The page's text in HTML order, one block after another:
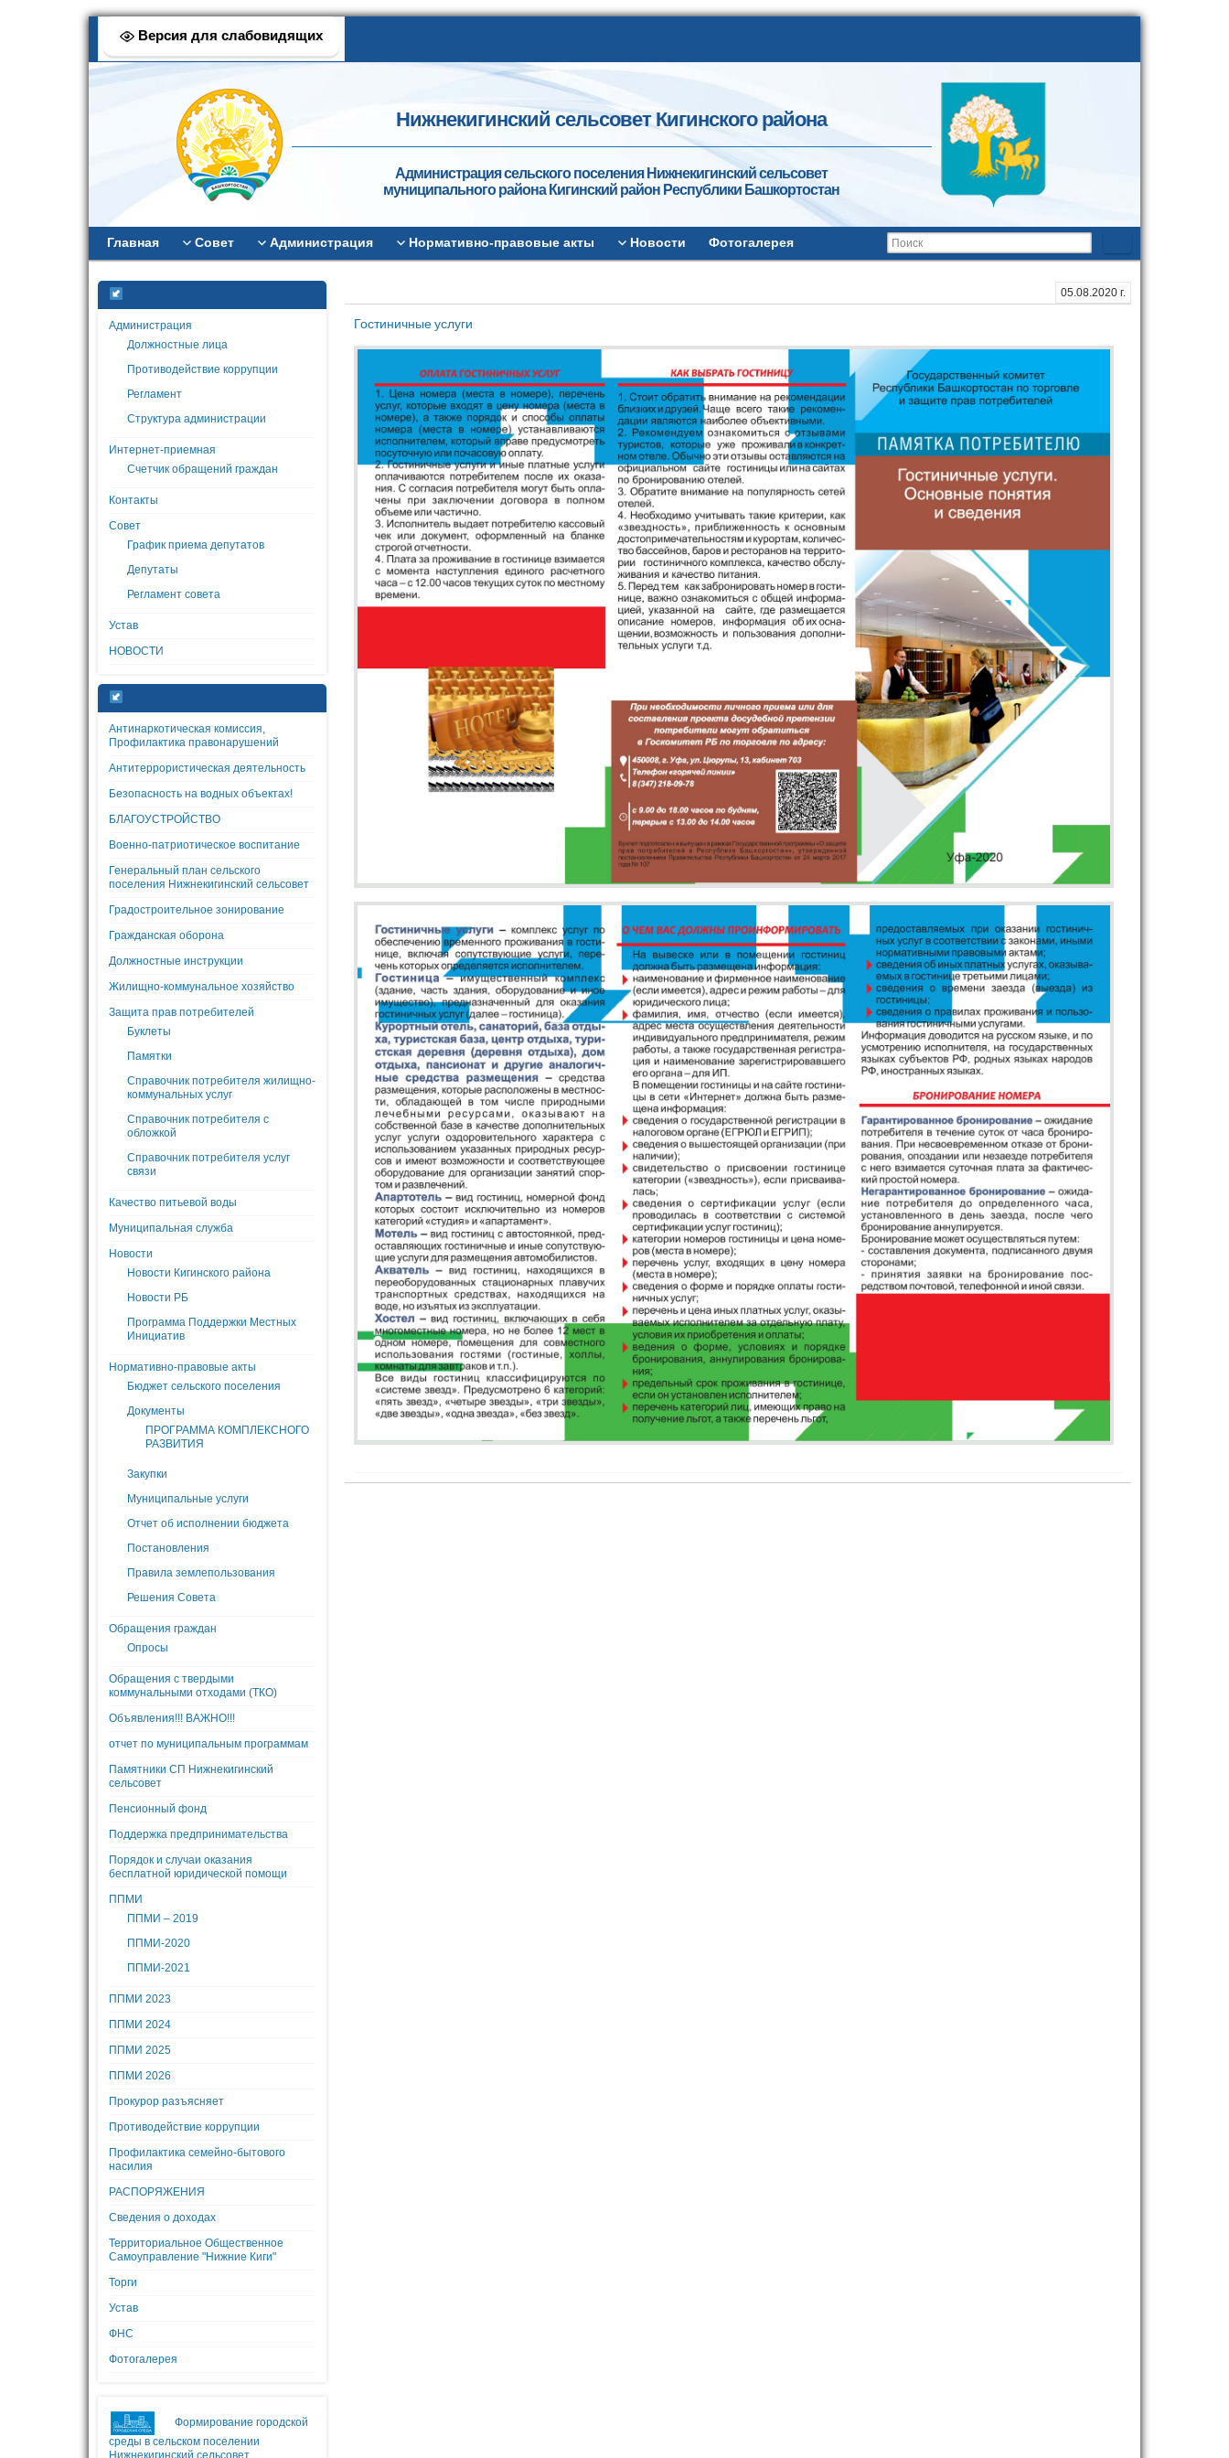
Версия для слабовидящих
Нижнекигинский сельсовет Кигинского района
Администрация сельского поселения Нижнекигинский сельсовет
муниципального района Кигинский район Республики Башкортостан
Главная Совет Администрация Нормативно-правовые акты Новости Фотогалерея
Администрация
Должностные лица
Противодействие коррупции
Регламент
Структура администрации
Интернет-приемная
Счетчик обращений граждан
Контакты
Совет
График приема депутатов
Депутаты
Регламент совета
Устав
НОВОСТИ
Антинаркотическая комиссия,
Профилактика правонарушений
Антитеррористическая деятельность
Безопасность на водных объектах!
БЛАГОУСТРОЙСТВО
Военно-патриотическое воспитание
Генеральный план сельского
поселения Нижнекигинский сельсовет
Градостроительное зонирование
Гражданская оборона
Должностные инструкции
Жилищно-коммунальное хозяйство
Защита прав потребителей
Буклеты
Памятки
Справочник потребителя жилищно-
коммунальных услуг
Справочник потребителя с
обложкой
Справочник потребителя услуг
связи
Качество питьевой воды
Муниципальная служба
Новости
Новости Кигинского района
Новости РБ
Программа Поддержки Местных
Инициатив
Нормативно-правовые акты
Бюджет сельского поселения
Документы
ПРОГРАММА КОМПЛЕКСНОГО
РАЗВИТИЯ
Закупки
Муниципальные услуги
Отчет об исполнении бюджета
Постановления
Правила землепользования
Решения Совета
Обращения граждан
Опросы
Обращения с твердыми
коммунальными отходами (ТКО)
Объявления!!! ВАЖНО!!!
отчет по муниципальным программам
Памятники СП Нижнекигинский
сельсовет
Пенсионный фонд
Поддержка предпринимательства
Порядок и случаи оказания
бесплатной юридической помощи
ППМИ
ППМИ – 2019
ППМИ-2020
ППМИ-2021
ППМИ 2023
ППМИ 2024
ППМИ 2025
ППМИ 2026
Прокурор разъясняет
Противодействие коррупции
Профилактика семейно-бытового
насилия
РАСПОРЯЖЕНИЯ
Сведения о доходах
Территориальное Общественное
Самоуправление "Нижние Киги"
Торги
Устав
ФНС
Фотогалерея
Формирование городской
среды в сельском поселении
Нижнекигинский сельсовет
05.08.2020 г.
Гостиничные услуги